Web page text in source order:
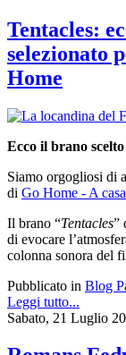
Tentacles:
selezionato
Home
Ecco il brano
Siamo orgogliosi di
di Go Home - A
Il brano “Tentacles”
di evocare
colonna sonora del
Pubblicato in Blog
Leggi tutto...
Sabato, 21 Luglio